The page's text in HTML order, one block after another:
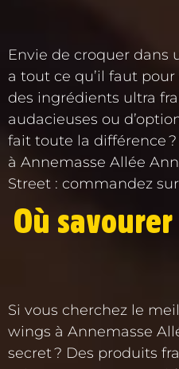
Envie de croquer dans
a tout ce qu’il faut
des ingrédients ultra
audacieuses ou
fait toute la différence
à Annemasse Allée
Street : commandez
Où
Si vous cherchez le
wings à Annemasse
secret ? Des produits